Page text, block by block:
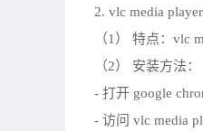
2. vlc media player
（1） 特点：vlc
（2） 安装方法：
- 打开 google
- 访问 vlc media